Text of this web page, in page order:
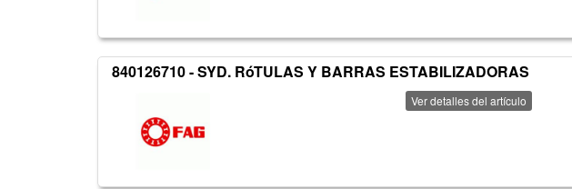
840126710 - SYD. RóTULAS Y BARRAS ESTABILIZADORAS
Ver detalles del artículo